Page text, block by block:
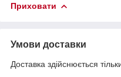
Приховати
Умови доставки
Доставка здійснюється